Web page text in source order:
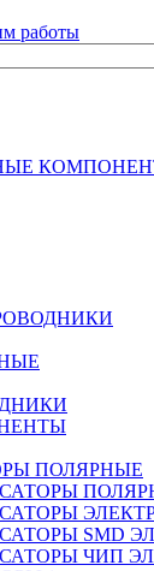
работы
ПОЛЯРНЫЕ
SMD
ЧИП